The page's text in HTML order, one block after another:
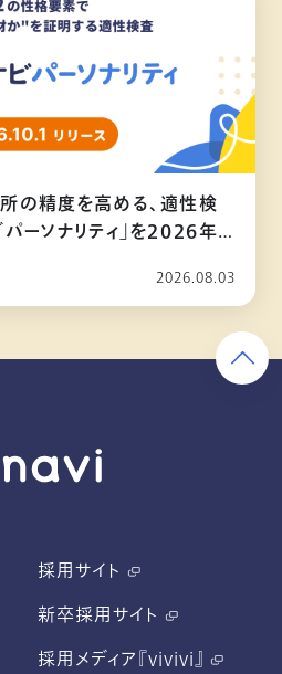
の精度を高める、適性検
ーソナリティ」を2026年
2026.08.03
採用サイト
新卒採用サイト
採用メディア『vivivi』